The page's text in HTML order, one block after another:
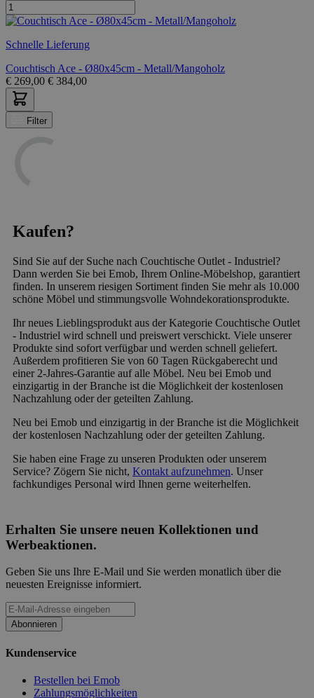
Schnelle Lieferung
Couchtisch Ace - Ø80x45cm - Metall/Mangoholz
€ 269,00 € 384,00
Filter
Kaufen?
Sind Sie auf der Suche nach Couchtische Outlet - Industriel?
Dann werden Sie bei Emob, Ihrem Online-Möbelshop, garantiert
finden. In unserem riesigen Sortiment finden Sie mehr als 10.000
schöne Möbel und stimmungsvolle Wohndekorationsprodukte.
Ihr neues Lieblingsprodukt aus der Kategorie Couchtische Outlet
- Industriel wird schnell und preiswert verschickt. Viele unserer
Produkte sind sofort verfügbar und werden schnell geliefert.
Außerdem profitieren Sie von 60 Tagen Rückgaberecht und
einer 2-Jahres-Garantie auf alle Möbel. Neu bei Emob und
einzigartig in der Branche ist die Möglichkeit der kostenlosen
Nachzahlung oder der geteilten Zahlung.
Neu bei Emob und einzigartig in der Branche ist die Möglichkeit
der kostenlosen Nachzahlung oder der geteilten Zahlung.
Sie haben eine Frage zu unseren Produkten oder unserem
Service? Zögern Sie nicht, Kontakt aufzunehmen. Unser
fachkundiges Personal wird Ihnen gerne weiterhelfen.
Erhalten Sie unsere neuen Kollektionen und
Werbeaktionen.
Geben Sie uns Ihre E-Mail und Sie werden monatlich über die
neuesten Ereignisse informiert.
Abonnieren
Kundenservice
Bestellen bei Emob
Zahlungsmöglichkeiten